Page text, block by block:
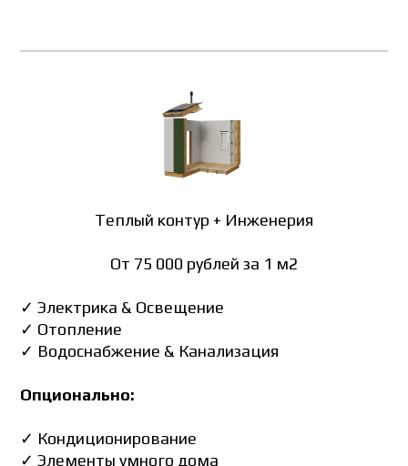
Теплый контур + Инженерия
От 75 000 рублей за 1 м2
✓ Электрика & Освещение
✓ Отопление
✓ Водоснабжение & Канализация
Опционально:
✓ Кондиционирование
✓ Элементы умного дома